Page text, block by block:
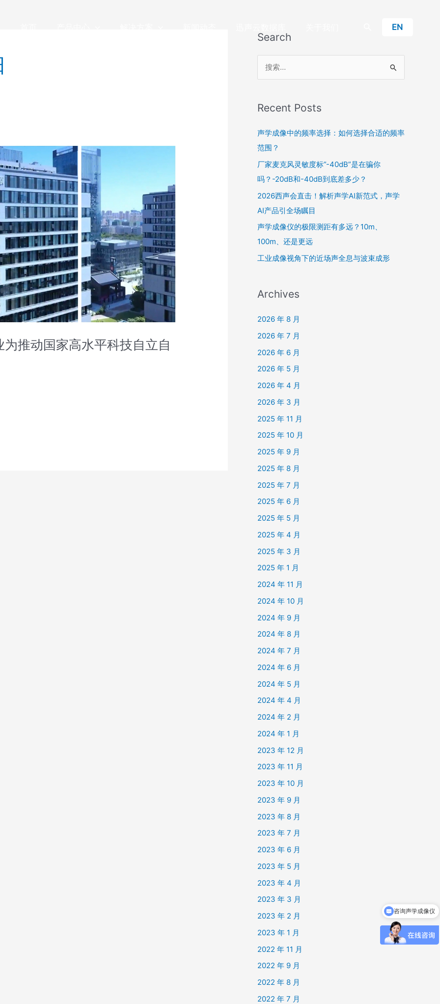
EN
推动国家高水平科技自立自
Search
Recent Posts
声学成像中的频率选择：如何选择合适的频率
范围？
厂家麦克风灵敏度标”-40dB”是在骗你
吗？-20dB和-40dB到底差多少？
2026西声会直击！解析声学AI新范式，声学
AI产品引全场瞩目
声学成像仪的极限测距有多远？10m、
100m、还是更远
工业成像视角下的近场声全息与波束成形
Archives
2026 年 8 月
2026 年 7 月
2026 年 6 月
2026 年 5 月
2026 年 4 月
2026 年 3 月
2025 年 11 月
2025 年 10 月
2025 年 9 月
2025 年 8 月
2025 年 7 月
2025 年 6 月
2025 年 5 月
2025 年 4 月
2025 年 3 月
2025 年 1 月
2024 年 11 月
2024 年 10 月
2024 年 9 月
2024 年 8 月
2024 年 7 月
2024 年 6 月
2024 年 5 月
2024 年 4 月
2024 年 2 月
2024 年 1 月
2023 年 12 月
2023 年 11 月
2023 年 10 月
2023 年 9 月
2023 年 8 月
2023 年 7 月
2023 年 6 月
2023 年 5 月
2023 年 4 月
2023 年 3 月
2023 年 2 月
2023 年 1 月
2022 年 11 月
2022 年 9 月
2022 年 8 月
2022 年 7 月
咨询声学成像仪